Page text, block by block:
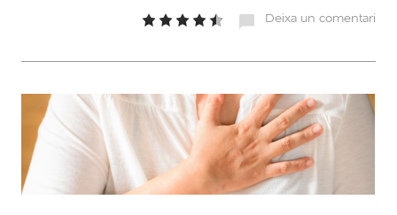
Deixa un comentari